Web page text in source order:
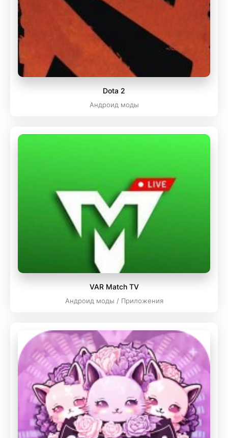
Dota 2
Андроид моды
VAR Match TV
Андроид моды / Приложения